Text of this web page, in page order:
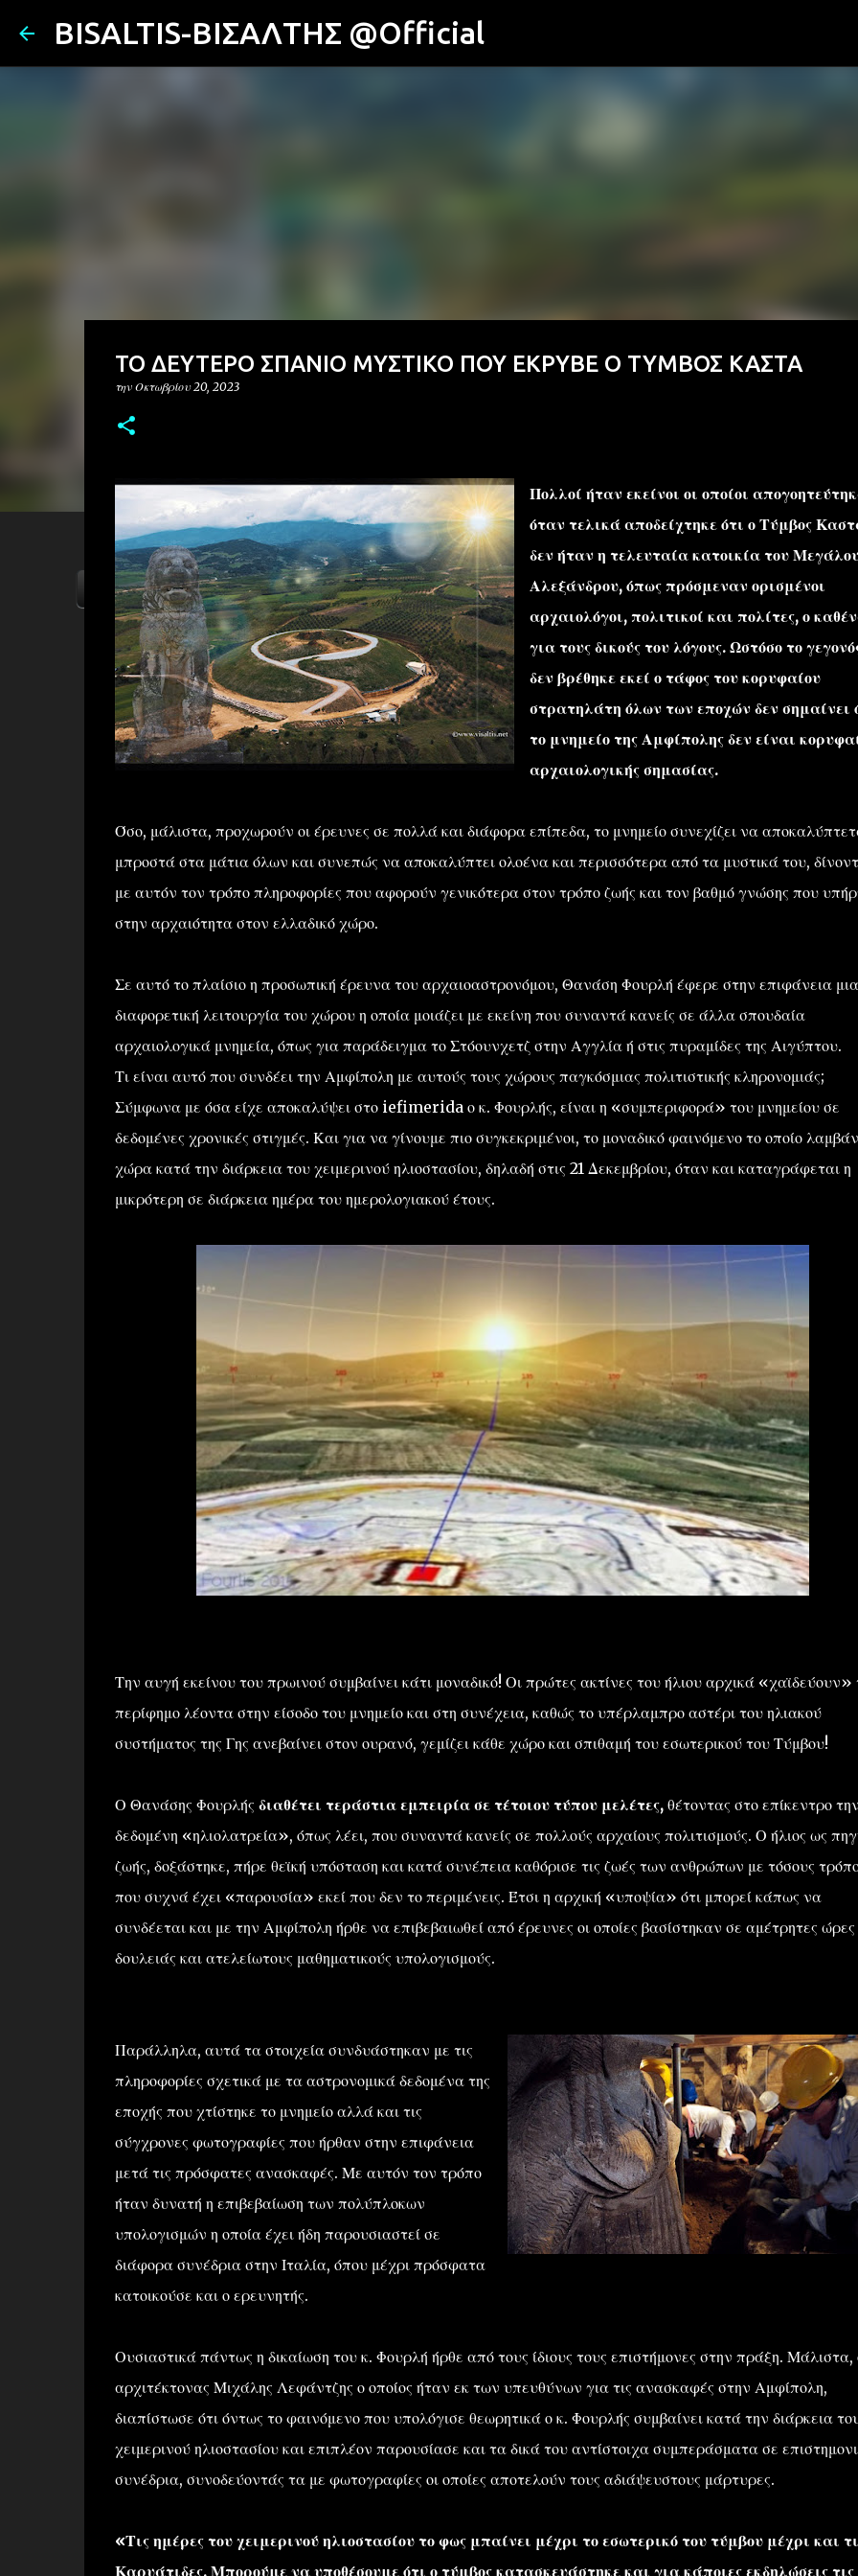
BISALTIS-ΒΙΣΑΛΤΗΣ @Official
ΑΡΧΙΚΗ YOUTUBE FACEBOOK ''ΜΑΓΕΜΕΝΕΣ'' /PROJECT ΣΧΕΤΙΚΑ/ABOUT
ΤΟ ΔΕΥΤΕΡΟ ΣΠΑΝΙΟ ΜΥΣΤΙΚΟ ΠΟΥ ΕΚΡΥΒΕ Ο ΤΥΜΒΟΣ ΚΑΣΤΑ
την Οκτωβρίου 20, 2023
Πολλοί ήταν εκείνοι οι οποίοι
όταν τελικά αποδείχτηκε ότι ο Τύμβος
δεν ήταν η τελευταία κατοικία του
Αλεξάνδρου, όπως πρόσμεναν ορισμένοι
αρχαιολόγοι, πολιτικοί και πολίτες, ο
για τους δικούς του λόγους. Ωστόσο το
δεν βρέθηκε εκεί ο τάφος του κορυφαίου
στρατηλάτη όλων των εποχών δεν σημαίνει
το μνημείο της Αμφίπολης δεν είναι
αρχαιολογικής σημασίας.
Όσο, μάλιστα, προχωρούν οι έρευνες σε πολλά και διάφορα επίπεδα, το μνημείο συνεχίζει να
μπροστά στα μάτια όλων και συνεπώς να αποκαλύπτει ολοένα και περισσότερα από τα μυστικά του,
με αυτόν τον τρόπο πληροφορίες που αφορούν γενικότερα στον τρόπο ζωής και τον βαθμό γνώσης που
στην αρχαιότητα στον ελλαδικό χώρο.
Σε αυτό το πλαίσιο η προσωπική έρευνα του αρχαιοαστρονόμου, Θανάση Φουρλή έφερε στην επιφάνεια μια
διαφορετική λειτουργία του χώρου η οποία μοιάζει με εκείνη που συναντά κανείς σε άλλα σπουδαία
αρχαιολογικά μνημεία, όπως για παράδειγμα το Στόουνχετζ στην Αγγλία ή στις πυραμίδες της Αιγύπτου.
Τι είναι αυτό που συνδέει την Αμφίπολη με αυτούς τους χώρους παγκόσμιας πολιτιστικής κληρονομιάς;
Σύμφωνα με όσα είχε αποκαλύψει στο iefimerida ο κ. Φουρλής, είναι η «συμπεριφορά» του μνημείου σε
δεδομένες χρονικές στιγμές. Και για να γίνουμε πιο συγκεκριμένοι, το μοναδικό φαινόμενο το οποίο
χώρα κατά την διάρκεια του χειμερινού ηλιοστασίου, δηλαδή στις 21 Δεκεμβρίου, όταν και καταγράφεται η
μικρότερη σε διάρκεια ημέρα του ημερολογιακού έτους.
Την αυγή εκείνου του πρωινού συμβαίνει κάτι μοναδικό! Οι πρώτες ακτίνες του ήλιου αρχικά «χαϊδεύουν»
περίφημο λέοντα στην είσοδο του μνημείο και στη συνέχεια, καθώς το υπέρλαμπρο αστέρι του ηλιακού
συστήματος της Γης ανεβαίνει στον ουρανό, γεμίζει κάθε χώρο και σπιθαμή του εσωτερικού του Τύμβου!
Ο Θανάσης Φουρλής διαθέτει τεράστια εμπειρία σε τέτοιου τύπου μελέτες,θέτοντας στο επίκεντρο
δεδομένη «ηλιολατρεία», όπως λέει, που συναντά κανείς σε πολλούς αρχαίους πολιτισμούς. Ο ήλιος ως
ζωής, δοξάστηκε, πήρε θεϊκή υπόσταση και κατά συνέπεια καθόρισε τις ζωές των ανθρώπων με τόσους
που συχνά έχει «παρουσία» εκεί που δεν το περιμένεις. Έτσι η αρχική «υποψία» ότι μπορεί κάπως να
συνδέεται και με την Αμφίπολη ήρθε να επιβεβαιωθεί από έρευνες οι οποίες βασίστηκαν σε αμέτρητες ώρες
δουλειάς και ατελείωτους μαθηματικούς υπολογισμούς.
Παράλληλα, αυτά τα στοιχεία συνδυάστηκαν με τις
πληροφορίες σχετικά με τα αστρονομικά δεδομένα της
εποχής που χτίστηκε το μνημείο αλλά και τις
σύγχρονες φωτογραφίες που ήρθαν στην επιφάνεια
μετά τις πρόσφατες ανασκαφές. Με αυτόν τον τρόπο
ήταν δυνατή η επιβεβαίωση των πολύπλοκων
υπολογισμών η οποία έχει ήδη παρουσιαστεί σε
διάφορα συνέδρια στην Ιταλία, όπου μέχρι πρόσφατα
κατοικούσε και ο ερευνητής.
Ουσιαστικά πάντως η δικαίωση του κ. Φουρλή ήρθε από τους ίδιους τους επιστήμονες στην πράξη. Μάλιστα,
αρχιτέκτονας Μιχάλης Λεφάντζης ο οποίος ήταν εκ των υπευθύνων για τις ανασκαφές στην Αμφίπολη,
διαπίστωσε ότι όντως το φαινόμενο που υπολόγισε θεωρητικά ο κ. Φουρλής συμβαίνει κατά την διάρκεια
χειμερινού ηλιοστασίου και επιπλέον παρουσίασε και τα δικά του αντίστοιχα συμπεράσματα σε
συνέδρια, συνοδεύοντάς τα με φωτογραφίες οι οποίες αποτελούν τους αδιάψευστους μάρτυρες.
«Τις ημέρες του χειμερινού ηλιοστασίου το φως μπαίνει μέχρι το εσωτερικό του τύμβου μέχρι και
Καρυάτιδες. Μπορούμε να υποθέσουμε ότι ο τύμβος κατασκευάστηκε και για κάποιες εκδηλώσεις τις